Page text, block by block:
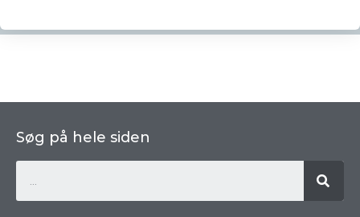
Søg på hele siden